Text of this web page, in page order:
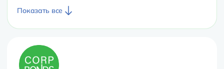
Показать все